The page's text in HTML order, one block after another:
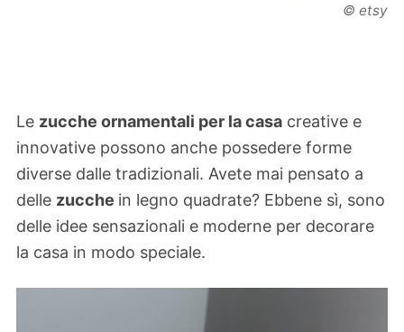
© etsy
Le zucche ornamentali per la casa creative e
innovative possono anche possedere forme
diverse dalle tradizionali. Avete mai pensato a
delle zucche in legno quadrate? Ebbene sì, sono
delle idee sensazionali e moderne per decorare
la casa in modo speciale.